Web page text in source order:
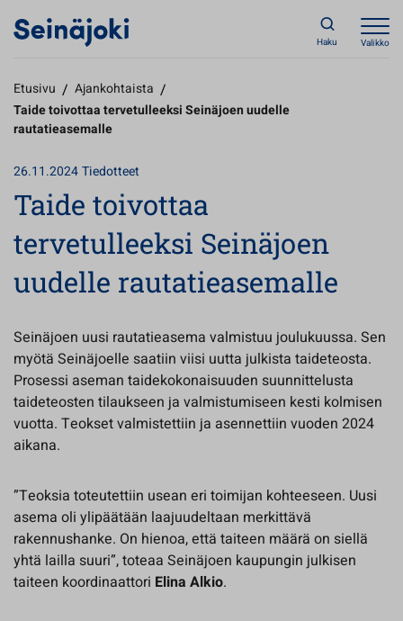
Haku Valikko
Etusivu / Ajankohtaista /
Taide toivottaa tervetulleeksi Seinäjoen uudelle
rautatieasemalle
26.11.2024Tiedotteet
Taide toivottaa
tervetulleeksi Seinäjoen
uudelle rautatieasemalle
Seinäjoen uusi rautatieasema valmistuu joulukuussa. Sen
myötä Seinäjoelle saatiin viisi uutta julkista taideteosta.
Prosessi aseman taidekokonaisuuden suunnittelusta
taideteosten tilaukseen ja valmistumiseen kesti kolmisen
vuotta. Teokset valmistettiin ja asennettiin vuoden 2024
aikana.
”Teoksia toteutettiin usean eri toimijan kohteeseen. Uusi
asema oli ylipäätään laajuudeltaan merkittävä
rakennushanke. On hienoa, että taiteen määrä on siellä
yhtä lailla suuri”, toteaa Seinäjoen kaupungin julkisen
taiteen koordinaattori Elina Alkio.